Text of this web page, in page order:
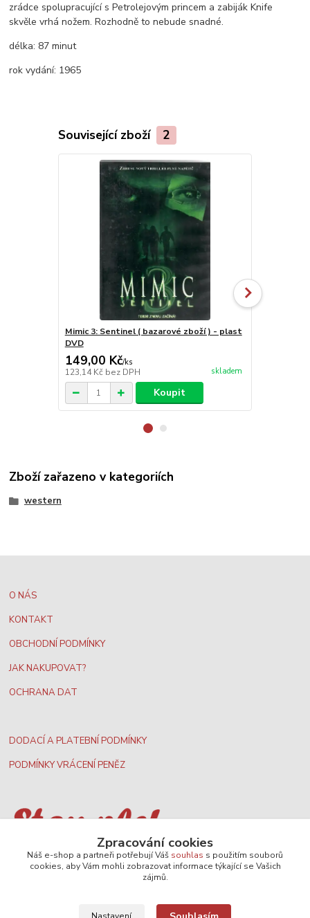
zrádce spolupracující s Petrolejovým princem a zabiják Knife
skvěle vrhá nožem. Rozhodně to nebude snadné.
délka: 87 minut
rok vydání: 1965
Související zboží 2
Mimic 3: Sentinel ( bazarové zboží ) - plast
DVD
149,00 Kč/ks
123,14 Kč bez DPH skladem
Koupit
Zboží zařazeno v kategoriích
western
O NÁS
KONTAKT
OBCHODNÍ PODMÍNKY
JAK NAKUPOVAT?
OCHRANA DAT
DODACÍ A PLATEBNÍ PODMÍNKY
PODMÍNKY VRÁCENÍ PENĚZ
Nejširší velkoobchodní nabídka dvd filmů
Zpracování cookies
Náš e-shop a partneři potřebují Váš souhlas s použitím souborů
cookies, aby Vám mohli zobrazovat informace týkající se Vašich
zájmů.